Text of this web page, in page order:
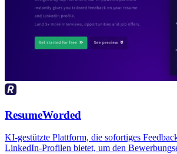
ResumeWorded
KI-gestützte Plattform, die sofortiges
LinkedIn-Profilen bietet, um den